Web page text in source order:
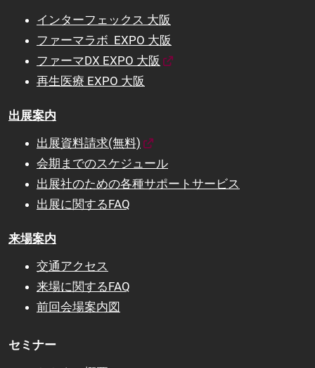
インターフェックス 大阪
ファーマラボ EXPO 大阪
ファーマDX EXPO 大阪
再生医療 EXPO 大阪
出展案内
出展資料請求(無料)
会期までのスケジュール
出展社のための各種サポートサービス
出展に関するFAQ
来場案内
交通アクセス
来場に関するFAQ
前回会場案内図
セミナー